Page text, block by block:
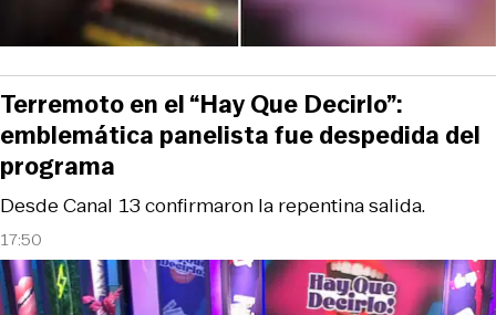
17:50
Desde Canal 13 confirmaron la repentina salida.
Terremoto en el “Hay Que Decirlo”:
emblemática panelista fue despedida del
programa